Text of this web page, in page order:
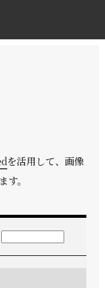
を活用して、画像
。